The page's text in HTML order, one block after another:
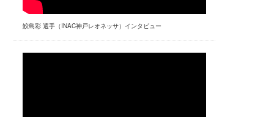
鮫島彩 選手（INAC神戸レオネッサ）インタビュー